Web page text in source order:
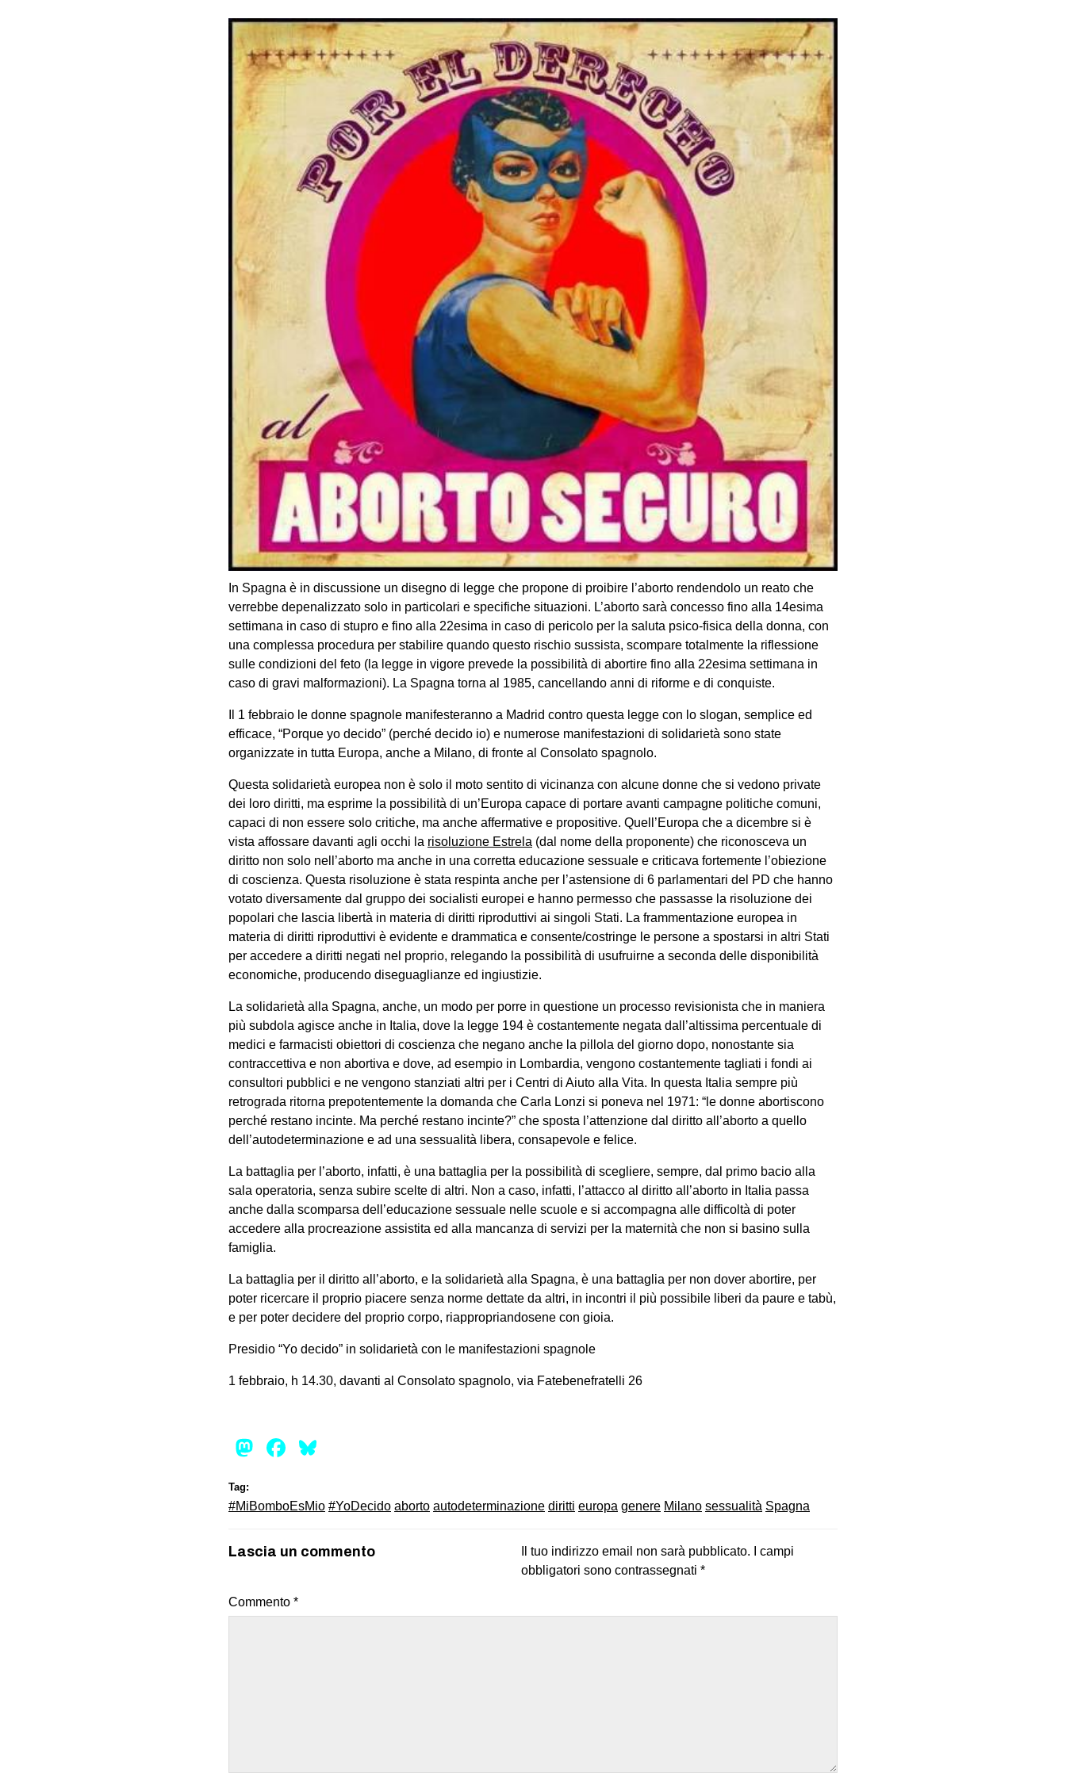
In Spagna è in discussione un disegno di legge che propone di proibire l’aborto rendendolo un reato che
verrebbe depenalizzato solo in particolari e specifiche situazioni. L’aborto sarà concesso fino alla 14esima
settimana in caso di stupro e fino alla 22esima in caso di pericolo per la saluta psico-fisica della donna, con
una complessa procedura per stabilire quando questo rischio sussista, scompare totalmente la riflessione
sulle condizioni del feto (la legge in vigore prevede la possibilità di abortire fino alla 22esima settimana in
caso di gravi malformazioni). La Spagna torna al 1985, cancellando anni di riforme e di conquiste.
Il 1 febbraio le donne spagnole manifesteranno a Madrid contro questa legge con lo slogan, semplice ed
efficace, “Porque yo decido” (perché decido io) e numerose manifestazioni di solidarietà sono state
organizzate in tutta Europa, anche a Milano, di fronte al Consolato spagnolo.
Questa solidarietà europea non è solo il moto sentito di vicinanza con alcune donne che si vedono private
dei loro diritti, ma esprime la possibilità di un’Europa capace di portare avanti campagne politiche comuni,
capaci di non essere solo critiche, ma anche affermative e propositive. Quell’Europa che a dicembre si è
vista affossare davanti agli occhi la risoluzione Estrela (dal nome della proponente) che riconosceva un
diritto non solo nell’aborto ma anche in una corretta educazione sessuale e criticava fortemente l’obiezione
di coscienza. Questa risoluzione è stata respinta anche per l’astensione di 6 parlamentari del PD che hanno
votato diversamente dal gruppo dei socialisti europei e hanno permesso che passasse la risoluzione dei
popolari che lascia libertà in materia di diritti riproduttivi ai singoli Stati. La frammentazione europea in
materia di diritti riproduttivi è evidente e drammatica e consente/costringe le persone a spostarsi in altri Stati
per accedere a diritti negati nel proprio, relegando la possibilità di usufruirne a seconda delle disponibilità
economiche, producendo diseguaglianze ed ingiustizie.
La solidarietà alla Spagna, anche, un modo per porre in questione un processo revisionista che in maniera
più subdola agisce anche in Italia, dove la legge 194 è costantemente negata dall’altissima percentuale di
medici e farmacisti obiettori di coscienza che negano anche la pillola del giorno dopo, nonostante sia
contraccettiva e non abortiva e dove, ad esempio in Lombardia, vengono costantemente tagliati i fondi ai
consultori pubblici e ne vengono stanziati altri per i Centri di Aiuto alla Vita. In questa Italia sempre più
retrograda ritorna prepotentemente la domanda che Carla Lonzi si poneva nel 1971: “le donne abortiscono
perché restano incinte. Ma perché restano incinte?” che sposta l’attenzione dal diritto all’aborto a quello
dell’autodeterminazione e ad una sessualità libera, consapevole e felice.
La battaglia per l’aborto, infatti, è una battaglia per la possibilità di scegliere, sempre, dal primo bacio alla
sala operatoria, senza subire scelte di altri. Non a caso, infatti, l’attacco al diritto all’aborto in Italia passa
anche dalla scomparsa dell’educazione sessuale nelle scuole e si accompagna alle difficoltà di poter
accedere alla procreazione assistita ed alla mancanza di servizi per la maternità che non si basino sulla
famiglia.
La battaglia per il diritto all’aborto, e la solidarietà alla Spagna, è una battaglia per non dover abortire, per
poter ricercare il proprio piacere senza norme dettate da altri, in incontri il più possibile liberi da paure e tabù,
e per poter decidere del proprio corpo, riappropriandosene con gioia.
Presidio “Yo decido” in solidarietà con le manifestazioni spagnole
1 febbraio, h 14.30, davanti al Consolato spagnolo, via Fatebenefratelli 26
Mastodon
Facebook
Tag:
#MiBomboEsMio #YoDecido aborto autodeterminazione diritti europa genere Milano sessualità Spagna
Lascia un commento Il tuo indirizzo email non sarà pubblicato.
I campi
obbligatori sono contrassegnati *
Commento *